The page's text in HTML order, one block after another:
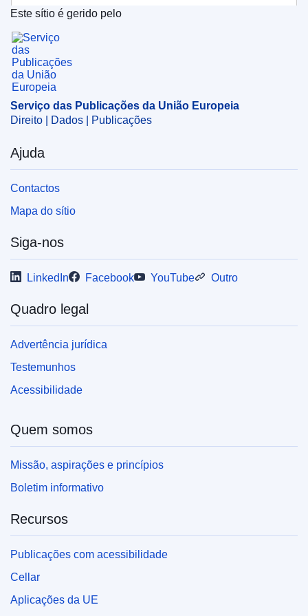
pessoa singular
internacional
CELEX : 52025XG03596
ELI :C/2025/3596/oj
OJ : C_202503596
Serviço das Publicações da União Europeia
Este sítio é gerido pelo
Serviço das Publicações da União Europeia
Direito | Dados | Publicações
Ajuda
Contactos
Mapa do sítio
Siga-nos
LinkedIn Facebook YouTube Outro
Quadro legal
Advertência jurídica
Testemunhos
Acessibilidade
Quem somos
Missão, aspirações e princípios
Boletim informativo
Recursos
Publicações com acessibilidade
Cellar
Aplicações da UE